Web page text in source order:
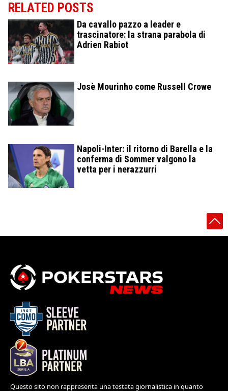
RELATED POSTS
Da cavallo pazzo a leader e
trascinatore: la strana parabola di
Adrien Rabiot
Josè Mourinho come Russell Crowe
Napoli-Inter: il ritorno di Barella e la
conferma di Sommer valgono la
vetta per i nerazzurri
Questo sito non rappresenta una testata giornalistica in quanto